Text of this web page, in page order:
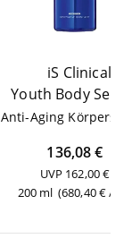
iS Clinical
Youth Body
Anti-Aging
136,08 €
UVP 162,00 €
200 ml (680,40 € / 1 l)